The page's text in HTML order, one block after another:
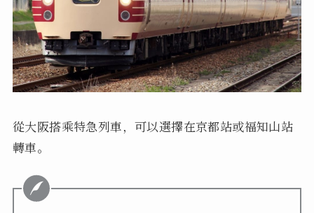
從大阪搭乘特急列車，可以選擇在京都站或福知山站
轉車。